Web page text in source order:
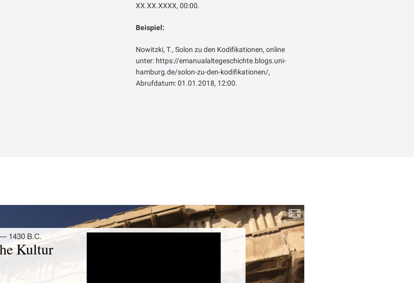
XX.XX.XXXX, 00:00.
Beispiel:
Nowitzki, T., Solon zu den Kodifikationen, online
unter: https://emanualaltegeschichte.blogs.uni-
hamburg.de/solon-zu-den-kodifikationen/,
Abrufdatum: 01.01.2018, 12:00.